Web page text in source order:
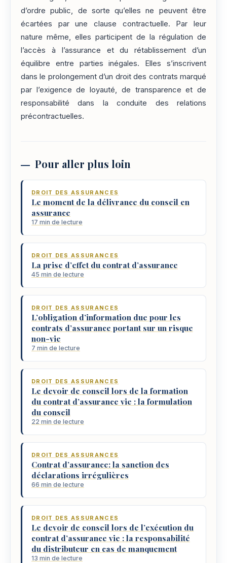
d’ordre public, de sorte qu’elles ne peuvent être
écartées par une clause contractuelle. Par leur
nature même, elles participent de la régulation de
l’accès à l’assurance et du rétablissement d’un
équilibre entre parties inégales. Elles s’inscrivent
dans le prolongement d’un droit des contrats marqué
par l’exigence de loyauté, de transparence et de
responsabilité dans la conduite des relations
précontractuelles.
Pour aller plus loin
DROIT DES ASSURANCES
Le moment de la délivrance du conseil en
assurance
17 min de lecture
DROIT DES ASSURANCES
La prise d’effet du contrat d’assurance
45 min de lecture
DROIT DES ASSURANCES
L’obligation d’information due pour les
contrats d’assurance portant sur un risque
non-vie
7 min de lecture
DROIT DES ASSURANCES
Le devoir de conseil lors de la formation
du contrat d’assurance vie : la formulation
du conseil
22 min de lecture
DROIT DES ASSURANCES
Contrat d’assurance: la sanction des
déclarations irrégulières
66 min de lecture
DROIT DES ASSURANCES
Le devoir de conseil lors de l’exécution du
contrat d’assurance vie : la responsabilité
du distributeur en cas de manquement
13 min de lecture